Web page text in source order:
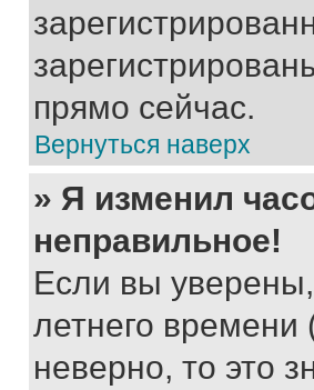
прямо сейчас.
Вернуться наверх
» Я изменил
неправильное!
Если вы
летнего времени
неверно, то это